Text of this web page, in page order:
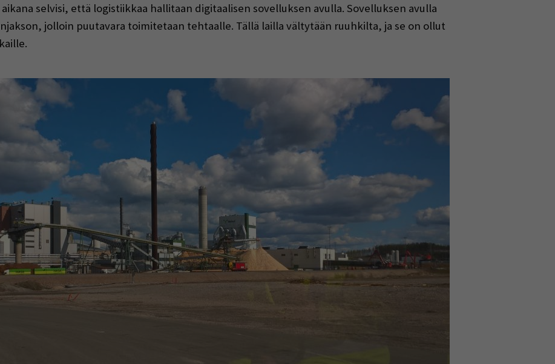
selvisi, että logistiikkaa hallitaan digitaalisen sovelluksen avulla. Sovelluksen avulla
jolloin puutavara toimitetaan tehtaalle. Tällä lailla vältytään ruuhkilta, ja se on ollut